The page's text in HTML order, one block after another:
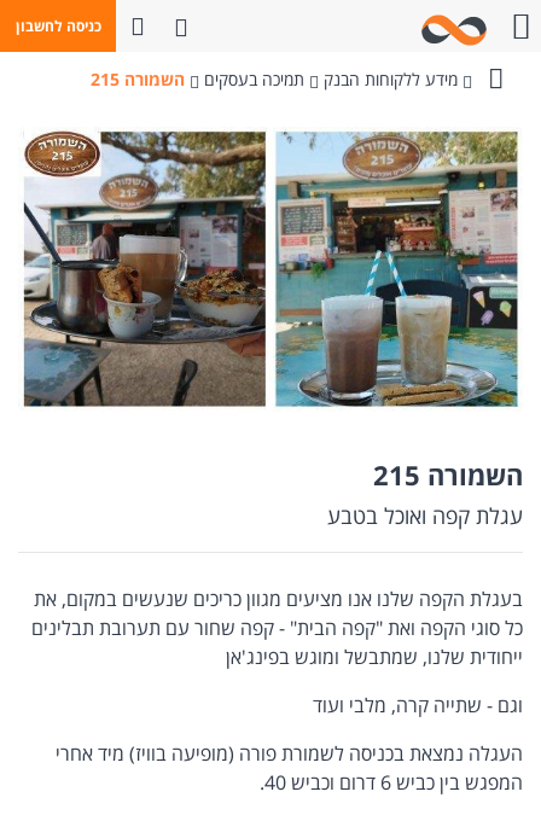
כניסה לחשבון
פתח חיפושחייגו אלינו
מזרחי-טפחות
מידע ללקוחות הבנק תמיכה בעסקים השמורה 215
השמורה 215
עגלת קפה ואוכל בטבע
בעגלת הקפה שלנו אנו מציעים מגוון כריכים שנעשים במקום, את
כל סוגי הקפה ואת "קפה הבית" - קפה שחור עם תערובת תבלינים
ייחודית שלנו, שמתבשל ומוגש בפינג'אן
וגם - שתייה קרה, מלבי ועוד
העגלה נמצאת בכניסה לשמורת פורה (מופיעה בוויז) מיד אחרי
המפגש בין כביש 6 דרום וכביש 40.